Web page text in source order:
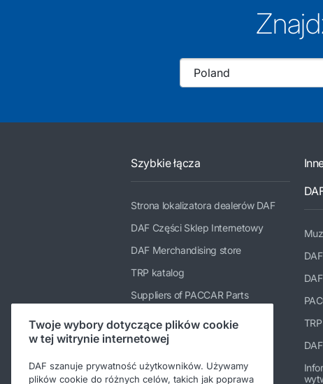
Szybkie łącza
Strona lokalizatora dealerów DAF
DAF Części Sklep Internetowy
DAF Merchandising store
TRP katalog
Suppliers of PACCAR Parts
paccarparts.com
Warranty conditions
Twoje wybory dotyczące plików cookie
w tej witrynie internetowej
DAF szanuje prywatność użytkowników. Używamy
plików cookie do różnych celów, takich jak poprawa